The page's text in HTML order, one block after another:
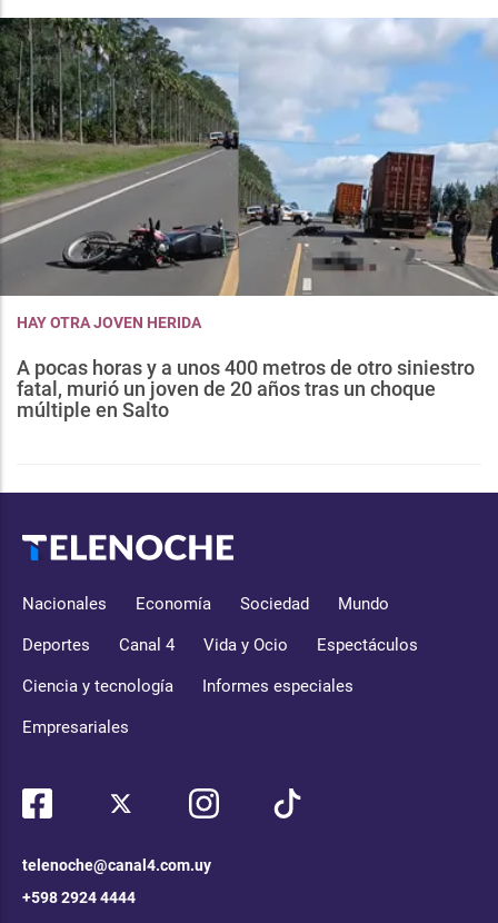
HAY OTRA JOVEN HERIDA
A pocas horas y a unos 400 metros de otro siniestro
fatal, murió un joven de 20 años tras un choque
múltiple en Salto
Nacionales Economía Sociedad Mundo
Deportes Canal 4 Vida y Ocio Espectáculos
Ciencia y tecnología Informes especiales
Empresariales
telenoche@canal4.com.uy
+598 2924 4444